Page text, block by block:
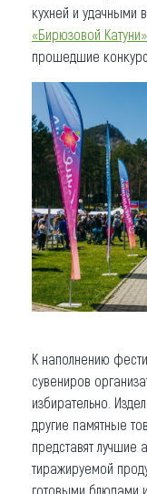
кухней и удачными
«Бирюзовой Катуни»
прошедшие
К наполнению
сувениров
избирательно.
другие памятные
представят лучшие
тиражируемой
готовыми блюдами